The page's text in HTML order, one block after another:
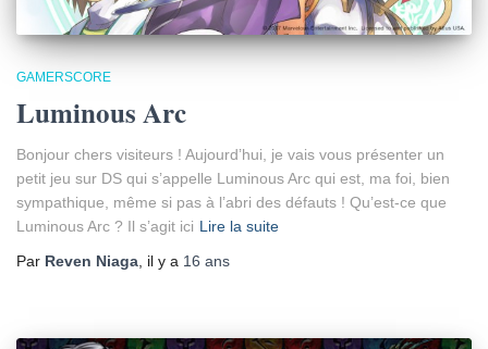
GAMERSCORE
Luminous Arc
Bonjour chers visiteurs ! Aujourd’hui, je vais vous présenter un
petit jeu sur DS qui s’appelle Luminous Arc qui est, ma foi, bien
sympathique, même si pas à l’abri des défauts ! Qu’est-ce que
Luminous Arc ? Il s’agit ici Lire la suite
Par Reven Niaga , il y a 16 ans